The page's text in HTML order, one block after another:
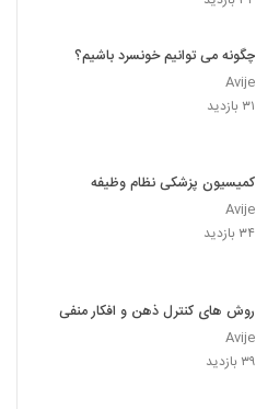
چگونه می توانیم خونسرد باشیم؟
Avije
۳۱ بازدید
کمیسیون پزشکی نظام وظیفه
Avije
۳۴ بازدید
روش های کنترل ذهن و افکار منفی
Avije
۳۹ بازدید